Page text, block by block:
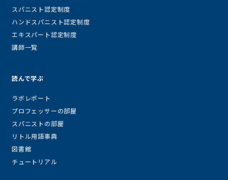
スパニスト認定制度
ハンドスパニスト認定制度
エキスパート認定制度
講師一覧
読んで学ぶ
ラボレポート
プロフェッサーの部屋
スパニストの部屋
リトル用語事典
図書館
チュートリアル